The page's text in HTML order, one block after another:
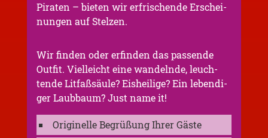
Piraten – bieten wir erfri­schen­de Erschei­
nun­gen auf Stelzen.
Wir finden oder erfin­den das passen­de
Outfit. Vielleicht eine wandeln­de, leuch­
ten­de Litfaß­säu­le? Eishei­li­ge? Ein leben­di­
ger Laubbaum? Just name it!
Origi­nel­le Begrü­ßung Ihrer Gäste